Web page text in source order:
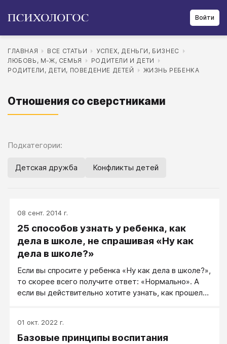
Войти
ГЛАВНАЯ ВСЕ СТАТЬИ
УСПЕХ, ДЕНЬГИ, БИЗНЕС
ЛЮБОВЬ, М-Ж, СЕМЬЯ
РОДИТЕЛИ И ДЕТИ
РОДИТЕЛИ, ДЕТИ, ПОВЕДЕНИЕ ДЕТЕЙ
ЖИЗНЬ РЕБЕНКА
Отношения со сверстниками
Подкатегории:
Детская дружба Конфликты детей
08 сент. 2014 г.
25 способов узнать у ребенка, как
дела в школе, не спрашивая «Ну как
дела в школе?»
Если вы спросите у ребенка «Ну как дела в школе?»,
то скорее всего получите ответ: «Нормально». А
если вы действительно хотите узнать, как прошел
подробно.
01 окт. 2022 г.
Базовые принципы воспитания